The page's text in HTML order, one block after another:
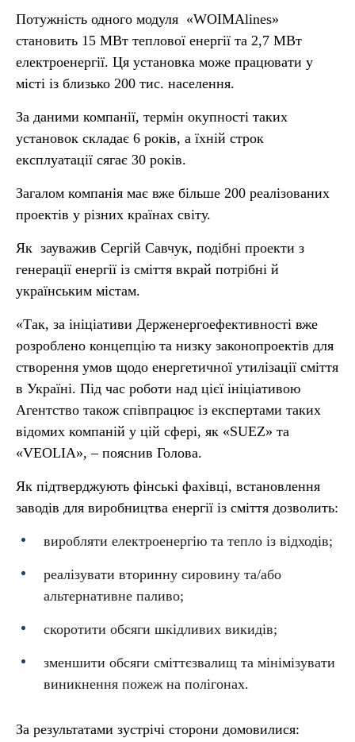
Потужність одного модуля «WOIMAlines»
становить 15 MВт теплової енергії та 2,7 МВт
електроенергії. Ця установка може працювати у
місті із близько 200 тис. населення.
За даними компанії, термін окупності таких
установок складає 6 років, а їхній строк
експлуатації сягає 30 років.
Загалом компанія має вже більше 200 реалізованих
проектів у різних країнах світу.
Як зауважив Сергій Савчук, подібні проекти з
генерації енергії із сміття вкрай потрібні й
українським містам.
«Так, за ініціативи Держенергоефективності вже
розроблено концепцію та низку законопроектів для
створення умов щодо енергетичної утилізації сміття
в Україні. Під час роботи над цієї ініціативою
Агентство також співпрацює із експертами таких
відомих компаній у цій сфері, як «SUEZ» та
«VEOLIA», – пояснив Голова.
Як підтверджують фінські фахівці, встановлення
заводів для виробництва енергії із сміття дозволить:
виробляти електроенергію та тепло із відходів;
реалізувати вторинну сировину та/або
альтернативне паливо;
скоротити обсяги шкідливих викидів;
зменшити обсяги сміттєзвалищ та мінімізувати
виникнення пожеж на полігонах.
За результатами зустрічі сторони домовилися: